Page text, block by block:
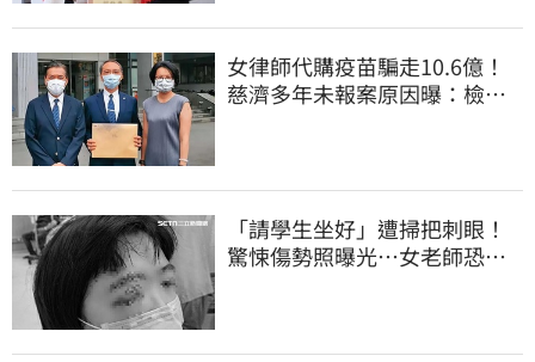
女律師代購疫苗騙走10.6億！
慈濟多年未報案原因曝：檢警
「請學生坐好」遭掃把刺眼！
驚悚傷勢照曝光…女老師恐失